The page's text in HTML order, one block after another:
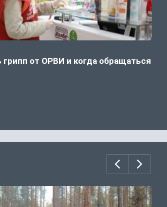
грипп от ОРВИ и когда обращаться